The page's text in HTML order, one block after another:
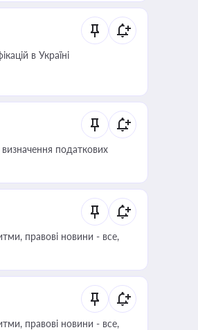
в Україні
податкових
правові новини - все,
правові новини - все,